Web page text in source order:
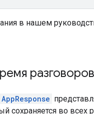
в нашем
разговоров
AppResponse
сохраняется во